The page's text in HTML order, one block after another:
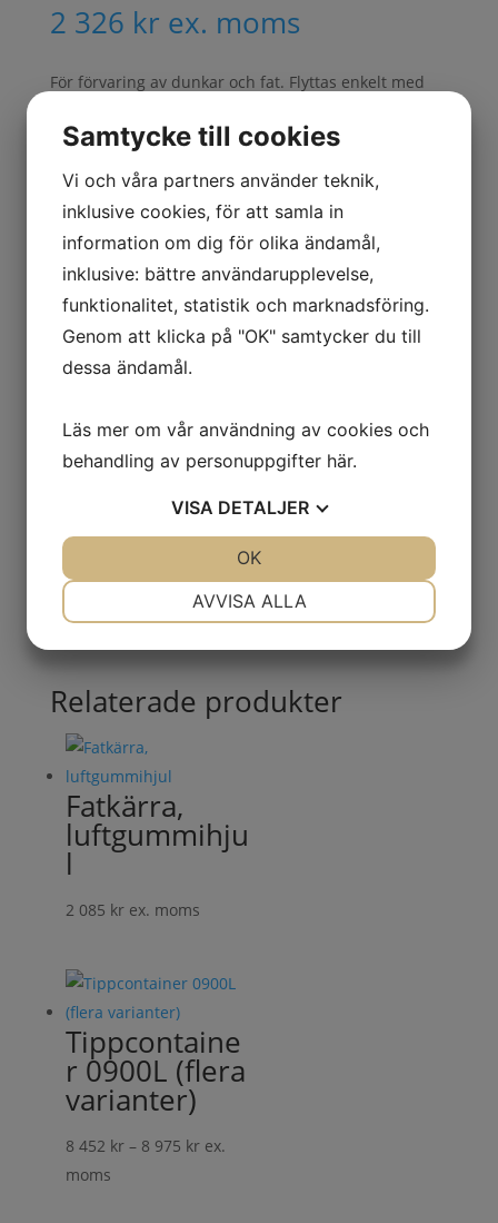
2 326 kr ex. moms
För förvaring av dunkar och fat. Flyttas enkelt med
1240x800x350
mm,
blå
mängd
Lägg till i varukorg
Artikelnr:30153 Kategorier:Fathantering,
Miljöhantering
Pallbassänger
Mer information
● Volym 260 liter
Relaterade produkter
Fatkärra,
luftgummihju
l
2 085 kr ex. moms
Tippcontaine
r 0900L (flera
varianter)
8 452 kr – 8 975 krPrisintervall:
ex.
moms
Samtycke till cookies
Vi och våra partners använder teknik,
inklusive cookies, för att samla in
information om dig för olika ändamål,
inklusive: bättre användarupplevelse,
funktionalitet, statistik och marknadsföring.
Genom att klicka på "OK" samtycker du till
dessa ändamål.
Läs mer om vår användning av cookies och
behandling av personuppgifter här.
VISA DETALJER
AVVISA ALLA
OK